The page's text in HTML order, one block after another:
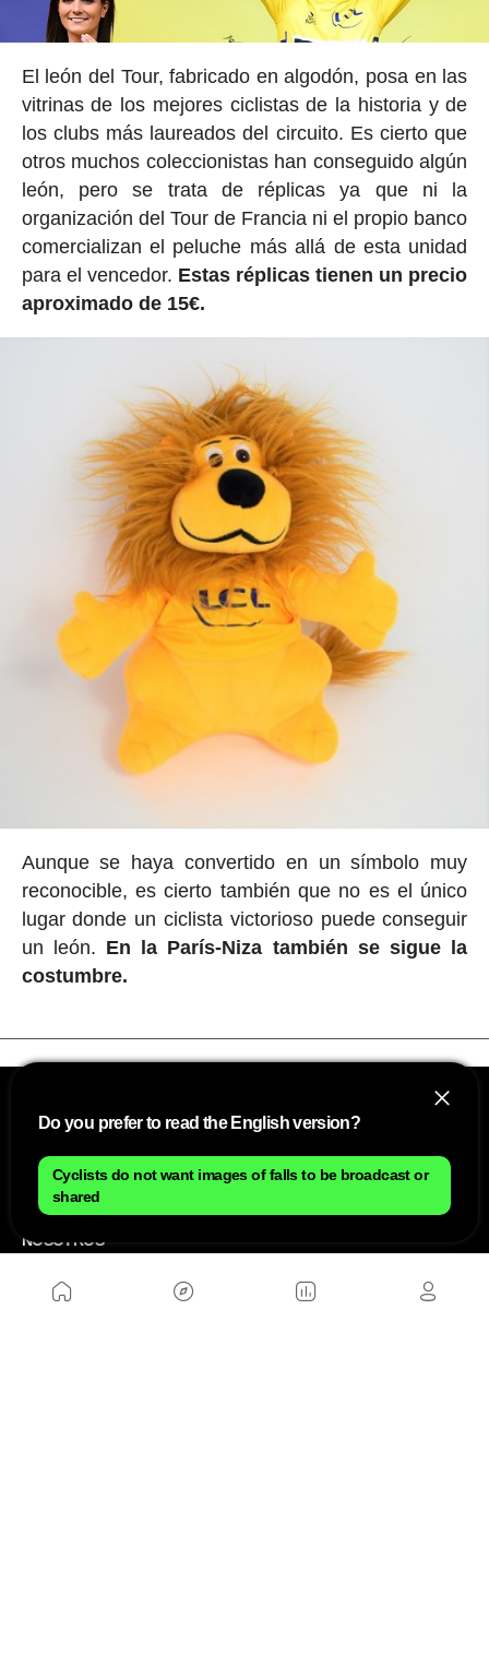
El león del Tour, fabricado en algodón, posa en las
vitrinas de los mejores ciclistas de la historia y de
los clubs más laureados del circuito. Es cierto que
otros muchos coleccionistas han conseguido algún
león, pero se trata de réplicas ya que ni la
organización del Tour de Francia ni el propio banco
comercializan el peluche más allá de esta unidad
para el vencedor. Estas réplicas tienen un precio
aproximado de 15€.
Aunque se haya convertido en un símbolo muy
reconocible, es cierto también que no es el único
lugar donde un ciclista victorioso puede conseguir
un león. En la París-Niza también se sigue la
costumbre.
NOSOTROS
Mapa del sitio
Aviso Legal
Do you prefer to read the English version?
Cyclists do not want images of falls to be broadcast or
shared